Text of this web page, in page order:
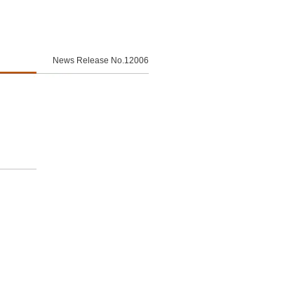
News Release No.12006